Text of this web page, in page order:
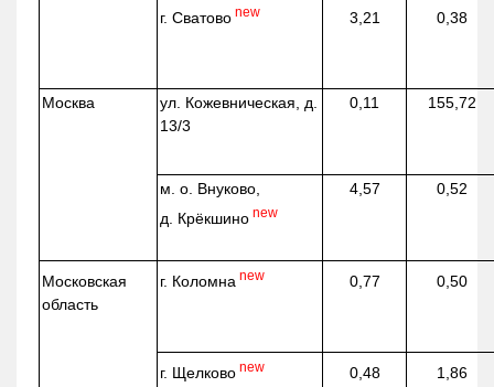
г. Сватово new 3,21 0,38
Москва ул. Кожевническая, д.
13/3
0,11 155,72
м. о. Внуково,
д. Крёкшино new
4,57 0,52
Московская
область
г. Коломна new 0,77 0,50
г. Щелково new 0,48 1,86